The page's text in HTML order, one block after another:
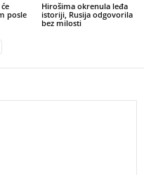
posle
Hirošima okrenula leđa
istoriji, Rusija odgovorila
bez milosti